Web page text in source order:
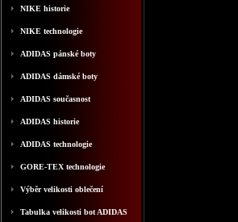
NIKE historie
NIKE technologie
ADIDAS pánské boty
ADIDAS dámské boty
ADIDAS současnost
ADIDAS historie
ADIDAS technologie
GORE-TEX technologie
Výběr velikosti oblečení
Tabulka velikosti bot ADIDAS